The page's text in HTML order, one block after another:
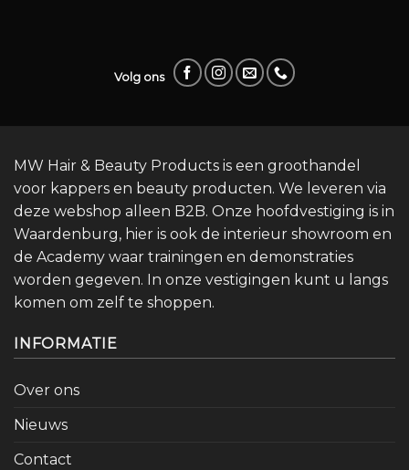
Volg ons
MW Hair & Beauty Products is een groothandel
voor kappers en beauty producten. We leveren via
deze webshop alleen B2B. Onze hoofdvestiging is in
Waardenburg, hier is ook de interieur showroom en
de Academy waar trainingen en demonstraties
worden gegeven. In onze vestigingen kunt u langs
komen om zelf te shoppen.
INFORMATIE
Over ons
Nieuws
Contact